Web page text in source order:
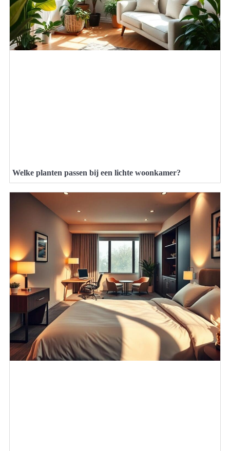
Welke planten passen bij een lichte woonkamer?